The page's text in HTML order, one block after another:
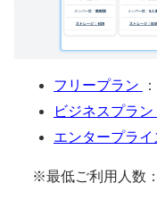
フリープラン ：
ビジネスプラン
エンタープライ
※最低ご利用人数